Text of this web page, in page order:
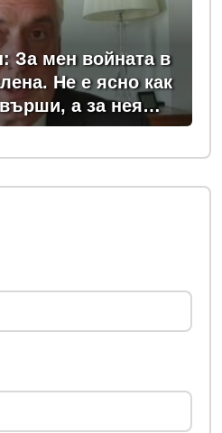
За мен войната в
Не е ясно как
а за нея
- и в България, и